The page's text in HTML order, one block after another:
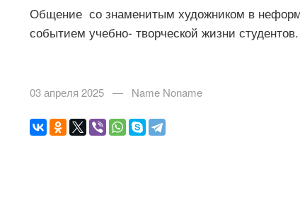
Общение со знаменитым художником в
событием учебно- творческой жизни студентов.
03 апреля 2025 — Name Noname